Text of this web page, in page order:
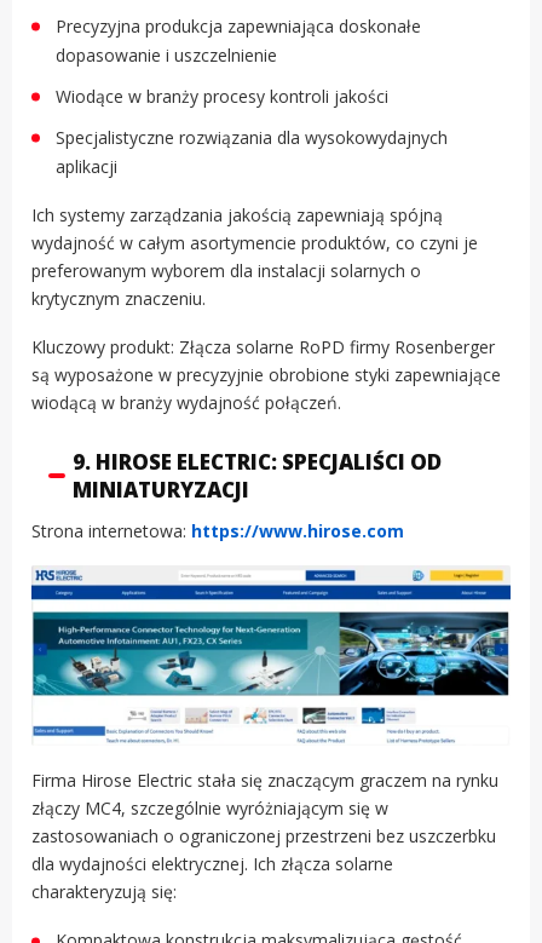
Precyzyjna produkcja zapewniająca doskonałe
dopasowanie i uszczelnienie
Wiodące w branży procesy kontroli jakości
Specjalistyczne rozwiązania dla wysokowydajnych
aplikacji
Ich systemy zarządzania jakością zapewniają spójną
wydajność w całym asortymencie produktów, co czyni je
preferowanym wyborem dla instalacji solarnych o
krytycznym znaczeniu.
Kluczowy produkt: Złącza solarne RoPD firmy Rosenberger
są wyposażone w precyzyjnie obrobione styki zapewniające
wiodącą w branży wydajność połączeń.
9. HIROSE ELECTRIC: SPECJALIŚCI OD
MINIATURYZACJI
Strona internetowa: https://www.hirose.com
Firma Hirose Electric stała się znaczącym graczem na rynku
złączy MC4, szczególnie wyróżniającym się w
zastosowaniach o ograniczonej przestrzeni bez uszczerbku
dla wydajności elektrycznej. Ich złącza solarne
charakteryzują się: